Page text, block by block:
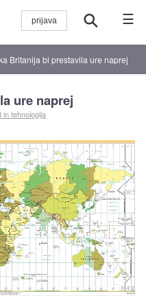
☰
Britanija bi prestavila ure naprej
ure naprej
in tehnologija